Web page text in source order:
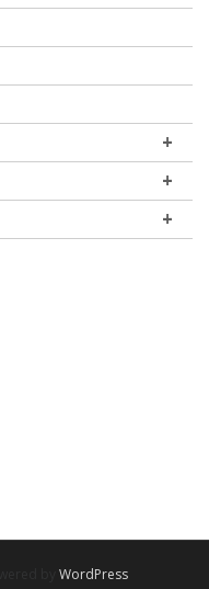
+
+
+
WordPress